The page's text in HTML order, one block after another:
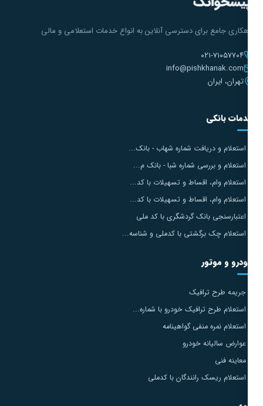
جامع برای دسترسی آنلاین به انواع خدمات استعلامی و مالی
۰۲۱-۷۱۰۵۷۷۰۴
info@pishkhanak.com
تهران، ایران
بانکی
استعلام و دریافت شماره شهاب - بانک...
استعلام و بررسی شماره شبا - بانک م...
استعلام وام، اقساط و تسهیلات با کد...
استعلام وام، اقساط و تسهیلات با کد...
اعتبارسنجی بانک گردشگری با کد ملی
استعلام چک برگشتی با کدملی و شناسه...
و موتور
جریمه طرح ترافیک
استعلام طرح ترافیک خودرو با شماره...
استعلام نمره منفی گواهینامه
عوارض سالیانه خودرو
معاینه فنی
استعلام ریسک رانندگان با کدملی